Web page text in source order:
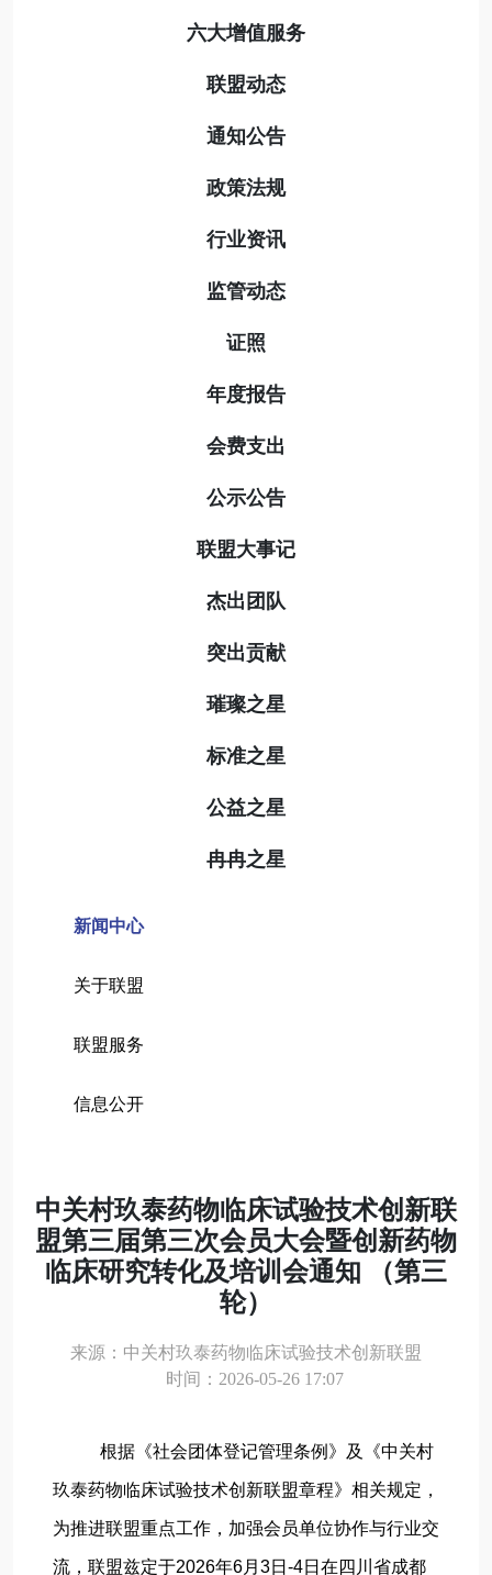
六大增值服务
联盟动态
通知公告
政策法规
行业资讯
监管动态
证照
年度报告
会费支出
公示公告
联盟大事记
杰出团队
突出贡献
璀璨之星
标准之星
公益之星
冉冉之星
新闻中心
关于联盟
联盟服务
信息公开
中关村玖泰药物临床试验技术创新联
盟第三届第三次会员大会暨创新药物
临床研究转化及培训会通知 （第三
轮）
来源：中关村玖泰药物临床试验技术创新联盟
时间：2026-05-26 17:07
根据《社会团体登记管理条例》及《中关村
玖泰药物临床试验技术创新联盟章程》相关规定，
为推进联盟重点工作，加强会员单位协作与行业交
流，联盟兹定于2026年6月3日-4日在四川省成都